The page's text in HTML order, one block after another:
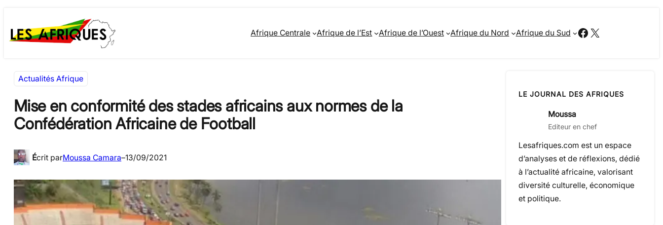
au
contenu
to
content
Afrique Centrale Afrique de l’Est Afrique de l’Ouest Afrique du Nord Afrique du Sud Facebook
X
Actualités Afrique
Mise en conformité des stades africains aux normes de la
Confédération Africaine de Football
Écrit parMoussa Camara–13/09/2021
LE JOURNAL DES AFRIQUES
Moussa
Editeur en chef
Lesafriques.com est un espace
d’analyses et de réflexions, dédié
à l’actualité africaine, valorisant
diversité culturelle, économique
et politique.